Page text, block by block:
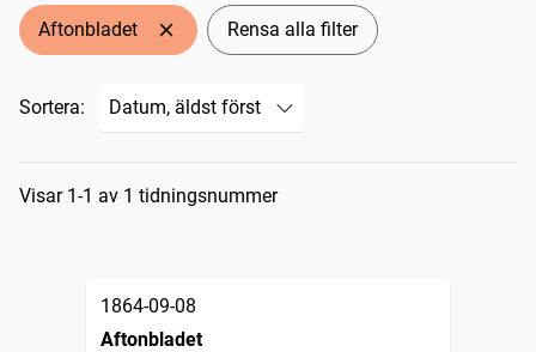
Aftonbladet Rensa alla filter
Sortera:
Sökresultat
Visar 1-1 av 1 tidningsnummer
1864-09-08
Aftonbladet